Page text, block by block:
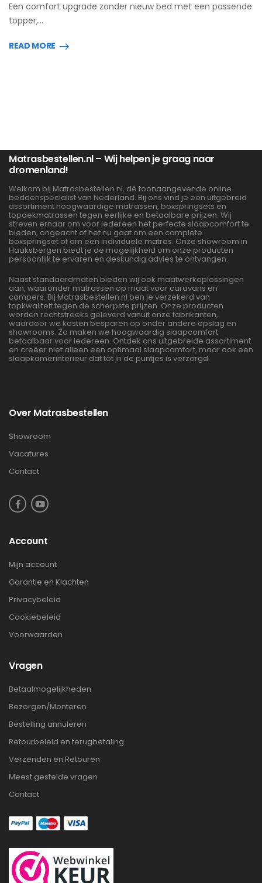
Een comfort upgrade zonder nieuw bed met een passende
topper,…
READ MORE
Matrasbestellen.nl – Wij helpen je graag naar
dromenland!
Welkom bij Matrasbestellen.nl, dé toonaangevende online
beddenspecialist van Nederland. Bij ons vind je een uitgebreid
assortiment hoogwaardige matrassen, boxspringsets en
topdekmatrassen tegen eerlijke en betaalbare prijzen. Wij
streven ernaar om voor iedereen het perfecte slaapcomfort te
bieden, ongeacht of het nu gaat om een complete
boxspringset of om een individuele matras. Onze showroom in
Haaksbergen biedt je de mogelijkheid om onze producten
persoonlijk te ervaren en deskundig advies te ontvangen.
Naast standaardmaten bieden wij ook maatwerkoplossingen
aan, waaronder matrassen op maat voor caravans en
campers. Bij Matrasbestellen.nl ben je verzekerd van
topkwaliteit tegen de scherpste prijzen. Onze producten
worden rechtstreeks geleverd vanuit onze fabrikanten,
waardoor we kosten besparen op onder andere opslag en
showrooms. Zo maken we hoogwaardig slaapcomfort
betaalbaar voor iedereen. Ontdek ons uitgebreide assortiment
en creëer niet alleen een optimaal slaapcomfort, maar ook een
slaapkamerinterieur dat tot in de puntjes is verzorgd.
Over Matrasbestellen
Showroom
Vacatures
Contact
Account
Mijn account
Garantie en Klachten
Privacybeleid
Cookiebeleid
Voorwaarden
Vragen
Betaalmogelijkheden
Bezorgen/Monteren
Bestelling annuleren
Retourbeleid en terugbetaling
Verzenden en Retouren
Meest gestelde vragen
Contact